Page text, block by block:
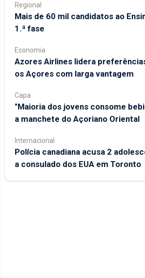
Regional
Mais de 60 mil candidatos ao
1.ª fase
Economia
Azores Airlines lidera
os Açores com larga vantagem
Capa
"Maioria dos jovens consome
a manchete do Açoriano Oriental
Internacional
Polícia canadiana acusa 2
a consulado dos EUA em Toronto